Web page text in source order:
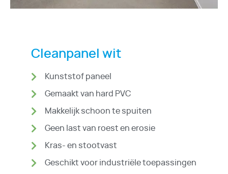
Cleanpanel wit
Kunststof paneel
Gemaakt van hard PVC
Makkelijk schoon te spuiten
Geen last van roest en erosie
Kras- en stootvast
Geschikt voor industriële toepassingen